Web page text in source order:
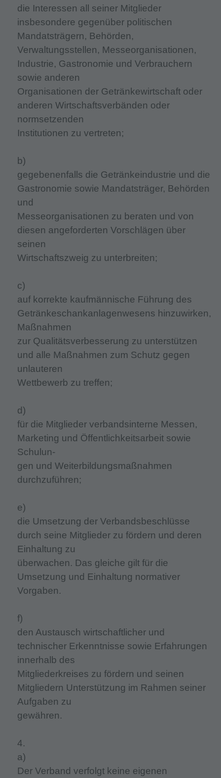
die Interessen all seiner Mitglieder
insbesondere gegenüber politischen
Mandatsträgern, Behörden,
Verwaltungsstellen, Messeorganisationen,
Industrie, Gastronomie und Verbrauchern
sowie anderen
Organisationen der Getränkewirtschaft oder
anderen Wirtschaftsverbänden oder
normsetzenden
Institutionen zu vertreten;
b)
gegebenenfalls die Getränkeindustrie und die
Gastronomie sowie Mandatsträger, Behörden
und
Messeorganisationen zu beraten und von
diesen angeforderten Vorschlägen über
seinen
Wirtschaftszweig zu unterbreiten;
c)
auf korrekte kaufmännische Führung des
Getränkeschankanlagenwesens hinzuwirken,
Maßnahmen
zur Qualitätsverbesserung zu unterstützen
und alle Maßnahmen zum Schutz gegen
unlauteren
Wettbewerb zu treffen;
d)
für die Mitglieder verbandsinterne Messen,
Marketing und Öffentlichkeitsarbeit sowie
Schulun-
gen und Weiterbildungsmaßnahmen
durchzuführen;
e)
die Umsetzung der Verbandsbeschlüsse
durch seine Mitglieder zu fördern und deren
Einhaltung zu
überwachen. Das gleiche gilt für die
Umsetzung und Einhaltung normativer
Vorgaben.
f)
den Austausch wirtschaftlicher und
technischer Erkenntnisse sowie Erfahrungen
innerhalb des
Mitgliederkreises zu fördern und seinen
Mitgliedern Unterstützung im Rahmen seiner
Aufgaben zu
gewähren.
4.
a)
Der Verband verfolgt keine eigenen